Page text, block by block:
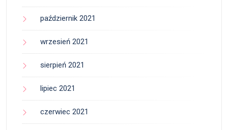
październik 2021
wrzesień 2021
sierpień 2021
lipiec 2021
czerwiec 2021